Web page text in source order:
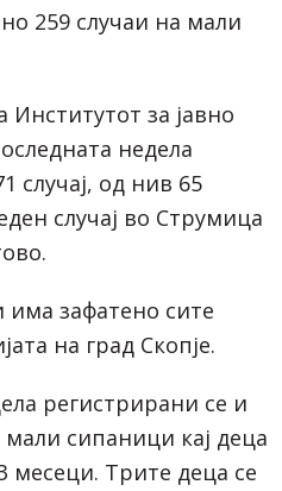
259 случаи на мали
за јавно
недела
случај, од нив 65
случај во Струмица
има зафатено сите
на град Скопје.
регистрирани се и
сипаници кај деца
месеци. Трите деца се